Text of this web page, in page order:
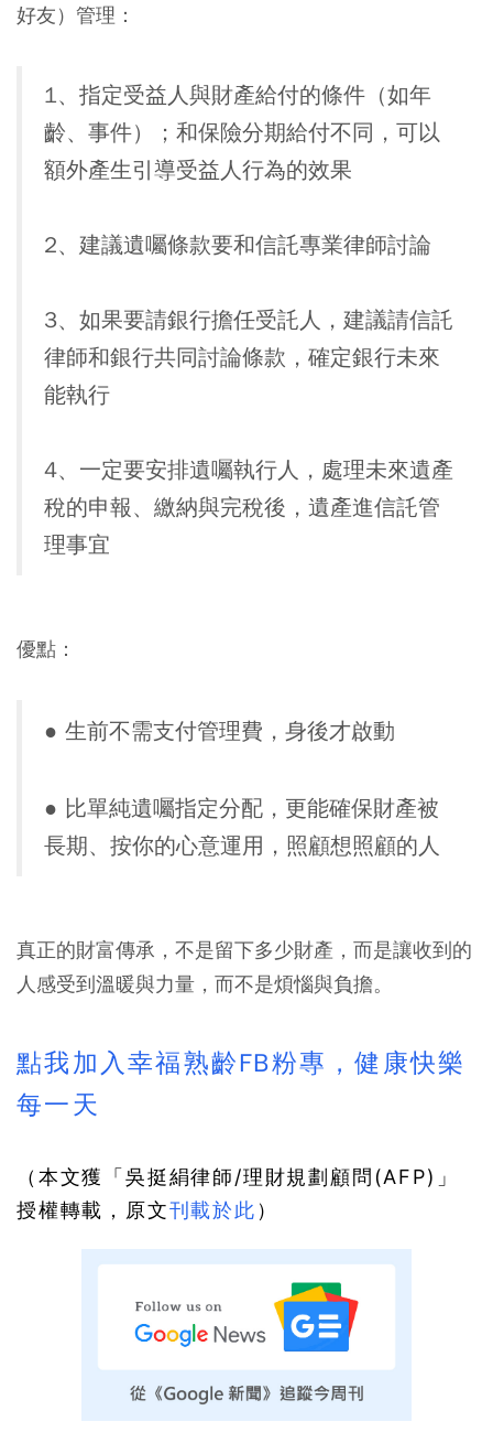
好友）管理：
1、指定受益人與財產給付的條件（如年
齡、事件）；和保險分期給付不同，可以
額外產生引導受益人行為的效果
2、建議遺囑條款要和信託專業律師討論
3、如果要請銀行擔任受託人，建議請信託
律師和銀行共同討論條款，確定銀行未來
能執行
4、一定要安排遺囑執行人，處理未來遺產
稅的申報、繳納與完稅後，遺產進信託管
理事宜
優點：
● 生前不需支付管理費，身後才啟動
● 比單純遺囑指定分配，更能確保財產被
長期、按你的心意運用，照顧想照顧的人
真正的財富傳承，不是留下多少財產，而是讓收到的
人感受到溫暖與力量，而不是煩惱與負擔。
點我加入幸福熟齡FB粉專，健康快樂
每一天
（本文獲「吳挺絹律師/理財規劃顧問(AFP)」
授權轉載，原文刊載於此 ）